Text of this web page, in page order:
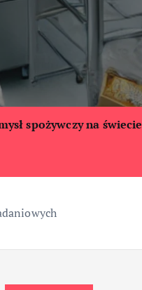
spożywczy na świecie